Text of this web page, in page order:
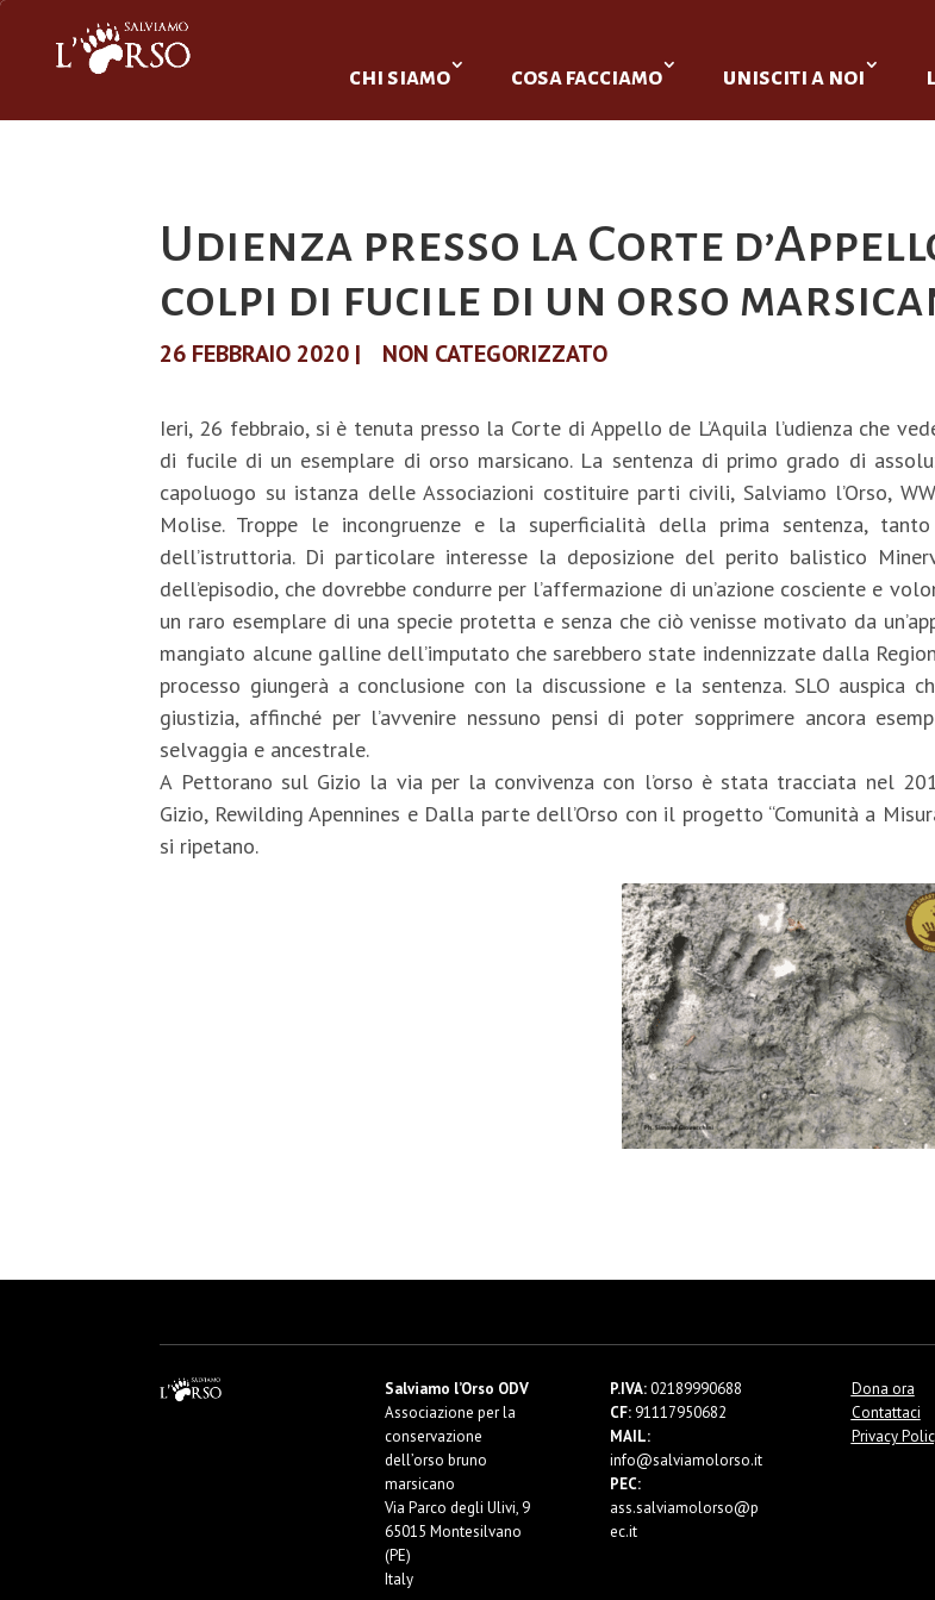
chi siamo cosa facciamo unisciti a noi
Udienza presso la Corte
colpi di fucile di un orso
26 FEBBRAIO 2020 | NON CATEGORIZZATO
Ieri, 26 febbraio, si è tenuta presso la Corte di Appello de L’Aquila l’udienza che
di fucile di un esemplare di orso marsicano. La sentenza di primo grado di
capoluogo su istanza delle Associazioni costituire parti civili, Salviamo l’Orso,
Molise. Troppe le incongruenze e la superficialità della prima sentenza,
dell’istruttoria. Di particolare interesse la deposizione del perito balistico
dell’episodio, che dovrebbe condurre per l’affermazione di un’azione cosciente e
un raro esemplare di una specie protetta e senza che ciò venisse motivato da
mangiato alcune galline dell’imputato che sarebbero state indennizzate dalla
processo giungerà a conclusione con la discussione e la sentenza. SLO auspica
giustizia, affinché per l’avvenire nessuno pensi di poter sopprimere ancora
selvaggia e ancestrale.
A Pettorano sul Gizio la via per la convivenza con l’orso è stata tracciata nel
Gizio, Rewilding Apennines e Dalla parte dell’Orso con il progetto “Comunità a
si ripetano.
Salviamo l’Orso ODV
Associazione per la
conservazione
dell’orso bruno
marsicano
Via Parco degli Ulivi, 9
65015 Montesilvano
(PE)
Italy
P.IVA:02189990688
CF: 91117950682
MAIL:
info@salviamolorso.it
PEC:
ass.salviamolorso@p
ec.it
Dona ora
Contattaci
Privacy